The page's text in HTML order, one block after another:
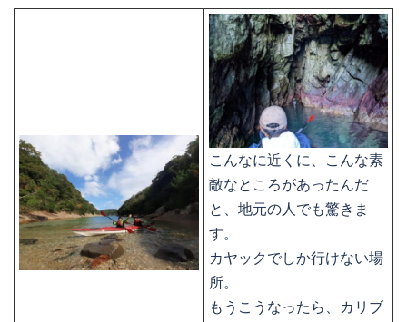
こんなに近くに、こんな素
敵なところがあったんだ
と、地元の人でも驚きま
す。
カヤックでしか行けない場
所。
もうこうなったら、カリブ